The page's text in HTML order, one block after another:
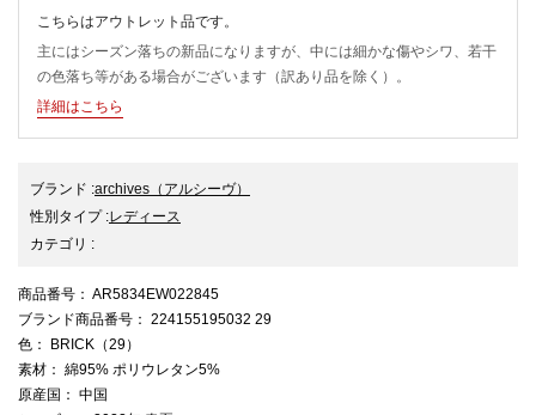
こちらはアウトレット品です。
主にはシーズン落ちの新品になりますが、中には細かな傷やシワ、若干
の色落ち等がある場合がございます（訳あり品を除く）。
詳細はこちら
ブランド :archives （アルシーヴ）
性別タイプ:レディース
カテゴリ :
商品番号 ： AR5834EW022845
ブランド商品番号 ： 224155195032 29
色 ： BRICK（29）
素材 ： 綿95% ポリウレタン5%
原産国 ： 中国